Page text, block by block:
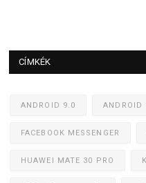
CÍMKÉK
ANDROID 9.0 ANDROID
FACEBOOK MESSENGER
HUAWEI MATE 30 PRO